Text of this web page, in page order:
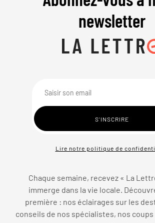
newsletter
Lire notre politique de
Chaque semaine, recevez « La
immerge dans la vie locale.
première : nos éclairages sur les
conseils de nos spécialistes, nos